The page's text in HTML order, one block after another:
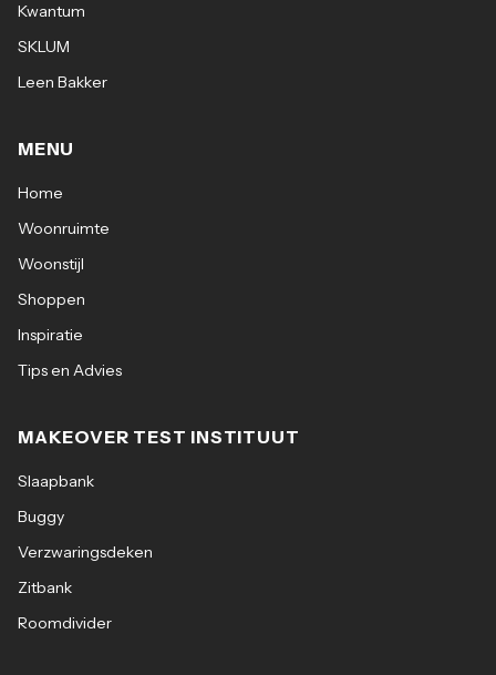
Kwantum
SKLUM
Leen Bakker
MENU
Home
Woonruimte
Woonstijl
Shoppen
Inspiratie
Tips en Advies
MAKEOVER TEST INSTITUUT
Slaapbank
Buggy
Verzwaringsdeken
Zitbank
Roomdivider